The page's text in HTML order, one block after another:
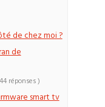
de chez moi ?
de
réponses )
smart tv